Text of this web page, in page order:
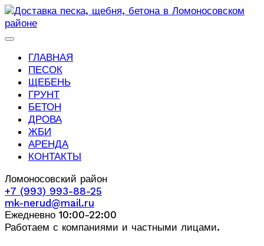
ГЛАВНАЯ
ПЕСОК
ЩЕБЕНЬ
ГРУНТ
БЕТОН
ДРОВА
ЖБИ
АРЕНДА
КОНТАКТЫ
Ломоносовский район
+7 (993) 993-88-25
mk-nerud@mail.ru
Ежедневно 10:00-22:00
Работаем с компаниями и частными лицами.